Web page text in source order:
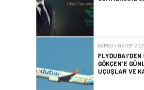
FLYDUBAI’DEN
GÖKÇEN’E
UÇUŞLAR VE
HIZMETI